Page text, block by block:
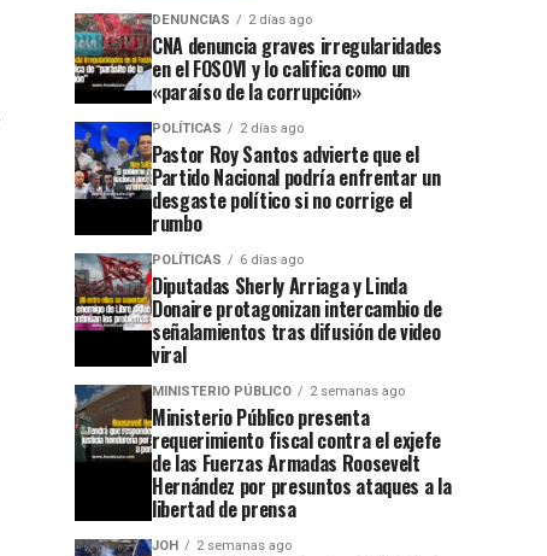
DENUNCIAS 2 días ago
CNA denuncia graves irregularidades
en el FOSOVI y lo califica como un
«paraíso de la corrupción»
POLÍTICAS 2 días ago
Pastor Roy Santos advierte que el
Partido Nacional podría enfrentar un
desgaste político si no corrige el
rumbo
POLÍTICAS 6 días ago
Diputadas Sherly Arriaga y Linda
Donaire protagonizan intercambio de
señalamientos tras difusión de video
viral
MINISTERIO PÚBLICO 2 semanas ago
Ministerio Público presenta
requerimiento fiscal contra el exjefe
de las Fuerzas Armadas Roosevelt
Hernández por presuntos ataques a la
libertad de prensa
JOH 2 semanas ago